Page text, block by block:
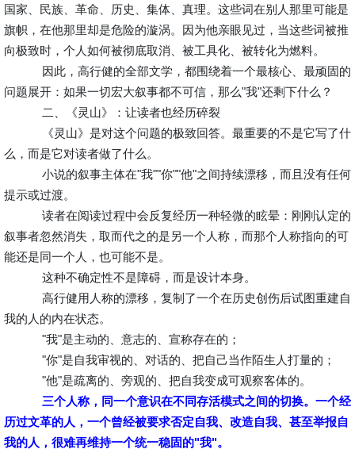
国家、民族、革命、历史、集体、真理。这些词在别人那里可能是
旗帜，在他那里却是危险的漩涡。因为他亲眼见过，当这些词被推
向极致时，个人如何被彻底取消、被工具化、被转化为燃料。
因此，高行健的全部文学，都围绕着一个最核心、最顽固的
问题展开：如果一切宏大叙事都不可信，那么"我"还剩下什么？
二、《灵山》：让读者也经历碎裂
《灵山》是对这个问题的极致回答。最重要的不是它写了什
么，而是它对读者做了什么。
小说的叙事主体在"我""你""他"之间持续漂移，而且没有任何
提示或过渡。
读者在阅读过程中会反复经历一种轻微的眩晕：刚刚认定的
叙事者忽然消失，取而代之的是另一个人称，而那个人称指向的可
能还是同一个人，也可能不是。
这种不确定性不是障碍，而是设计本身。
高行健用人称的漂移，复制了一个在历史创伤后试图重建自
我的人的内在状态。
"我"是主动的、意志的、宣称存在的；
"你"是自我审视的、对话的、把自己当作陌生人打量的；
"他"是疏离的、旁观的、把自我变成可观察客体的。
三个人称，同一个意识在不同存活模式之间的切换。一个经
历过文革的人，一个曾经被要求否定自我、改造自我、甚至举报自
我的人，很难再维持一个统一稳固的"我"。